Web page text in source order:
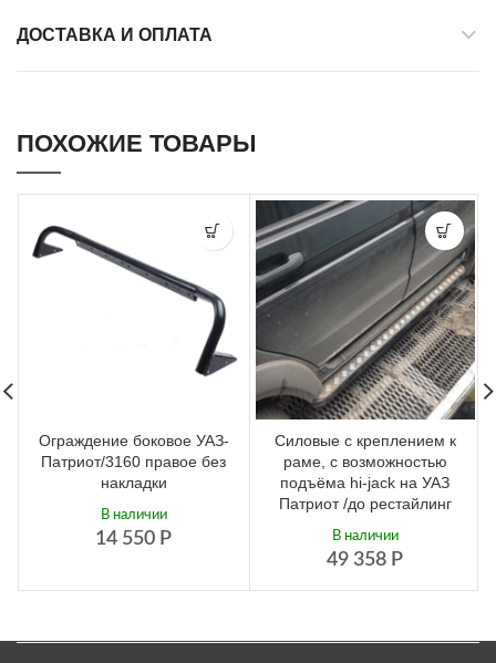
ДОСТАВКА И ОПЛАТА
ПОХОЖИЕ ТОВАРЫ
Ограждение боковое УАЗ-
Патриот/3160 правое без
накладки
14 550 Р
В наличии
Силовые с креплением к
раме, с возможностью
подъёма hi-jack на УАЗ
Патриот /до рестайлинг
49 358 Р
В наличии